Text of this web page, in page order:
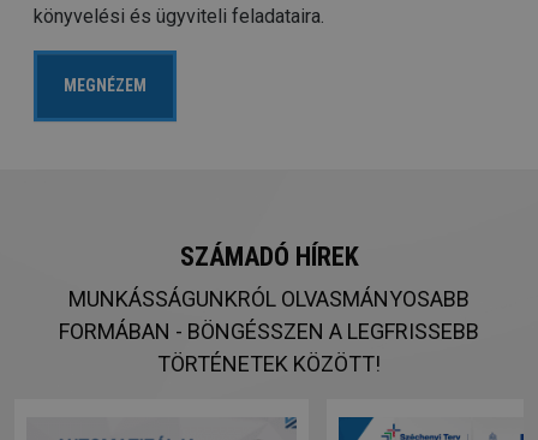
könyvelési és ügyviteli feladataira.
MEGNÉZEM
SZÁMADÓ HÍREK
MUNKÁSSÁGUNKRÓL OLVASMÁNYOSABB
FORMÁBAN - BÖNGÉSSZEN A LEGFRISSEBB
TÖRTÉNETEK KÖZÖTT!